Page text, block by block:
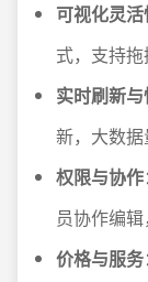
可视化灵
式，支持拖
实时刷新
新，大数据
权限与协作
员协作编辑
价格与服务